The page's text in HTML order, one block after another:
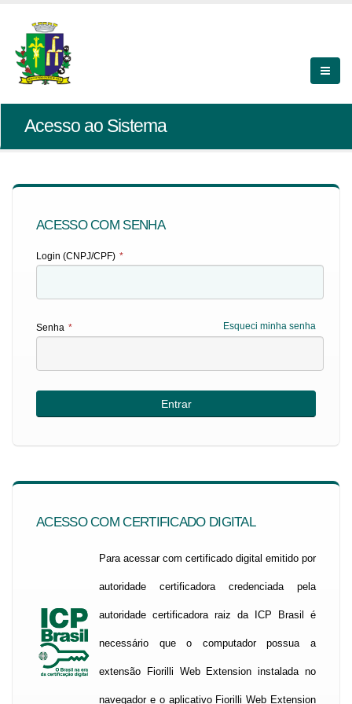
Acesso ao Sistema
ACESSO COM SENHA
Login (CNPJ/CPF) *
Esqueci minha senha
Senha *
ACESSO COM CERTIFICADO DIGITAL
Para acessar com certificado digital emitido por
autoridade certificadora credenciada pela
autoridade certificadora raiz da ICP Brasil é
necessário que o computador possua a
extensão Fiorilli Web Extension instalada no
navegador e o aplicativo Fiorilli Web Extension